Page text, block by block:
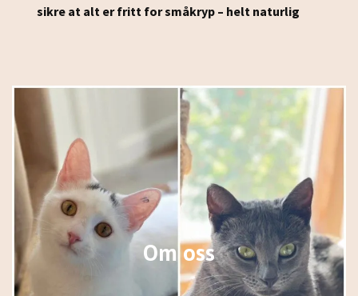
Om oss
sikre at alt er fritt for småkryp – helt naturlig